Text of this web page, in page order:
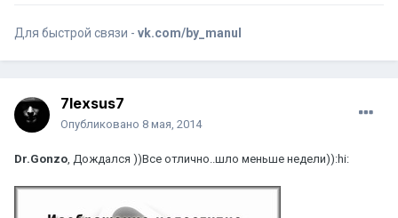
Для быстрой связи - vk.com/by_manul
7lexsus7
Опубликовано 8 мая, 2014
Dr.Gonzo, Дождался ))Все отлично..шло меньше недели)):hi: